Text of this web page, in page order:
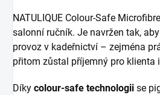
NATULIQUE Colour-Safe
salonní ručník. Je navržen tak,
provoz v kadeřnictví – zejména
přitom zůstal příjemný pro klienta
Díky colour-safe technologii se